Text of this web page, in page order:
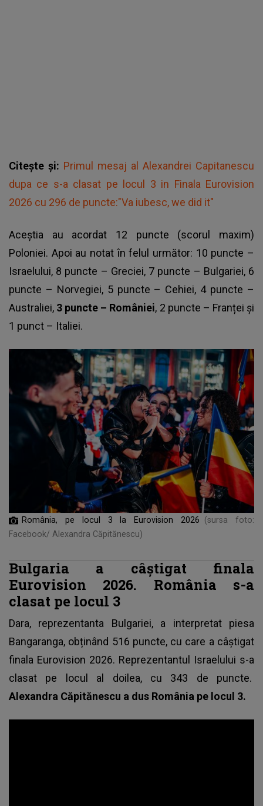
Citește și: Primul mesaj al Alexandrei Capitanescu
dupa ce s-a clasat pe locul 3 in Finala Eurovision
2026 cu 296 de puncte:"Va iubesc, we did it"
Aceștia au acordat 12 puncte (scorul maxim)
Poloniei. Apoi au notat în felul următor: 10 puncte –
Israelului, 8 puncte – Greciei, 7 puncte – Bulgariei, 6
puncte – Norvegiei, 5 puncte – Cehiei, 4 puncte –
Australiei, 3 puncte – României, 2 puncte – Franței și
1 punct – Italiei.
România, pe locul 3 la Eurovision 2026
(sursa foto:
Facebook/ Alexandra Căpitănescu)
Bulgaria a câștigat finala
Eurovision 2026. România s-a
clasat pe locul 3
Dara, reprezentanta Bulgariei, a interpretat piesa
Bangaranga, obținând 516 puncte, cu care a câștigat
finala Eurovision 2026. Reprezentantul Israelului s-a
clasat pe locul al doilea, cu 343 de puncte.
Alexandra Căpitănescu a dus România pe locul 3.